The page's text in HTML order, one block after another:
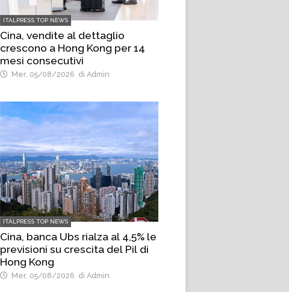
ITALPRESS TOP NEWS
Cina, vendite al dettaglio
crescono a Hong Kong per 14
mesi consecutivi
Mer, 05/08/2026 di Admin
ITALPRESS TOP NEWS
Cina, banca Ubs rialza al 4,5% le
previsioni su crescita del Pil di
Hong Kong
Mer, 05/08/2026 di Admin